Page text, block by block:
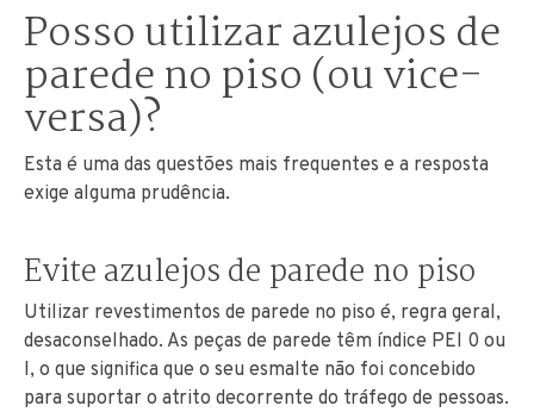
Posso utilizar azulejos de
parede no piso (ou vice-
versa)?
Esta é uma das questões mais frequentes e a resposta
exige alguma prudência.
Evite azulejos de parede no piso
Utilizar revestimentos de parede no piso é, regra geral,
desaconselhado. As peças de parede têm índice PEI 0 ou
I, o que significa que o seu esmalte não foi concebido
para suportar o atrito decorrente do tráfego de pessoas.